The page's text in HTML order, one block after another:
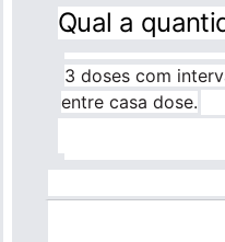
Qual a
3 doses com
entre casa dose.